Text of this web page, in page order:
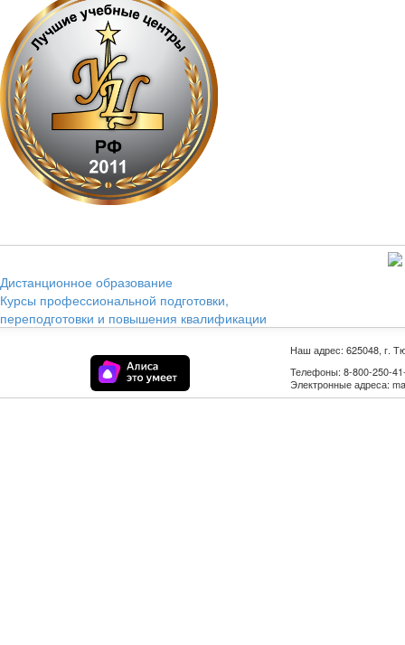
Дистанционное образование
Курсы профессиональной подготовки,
переподготовки и повышения квалификации
Наш адрес: 625048, г.
Телефоны: 8-800-250-
Электронные адреса: